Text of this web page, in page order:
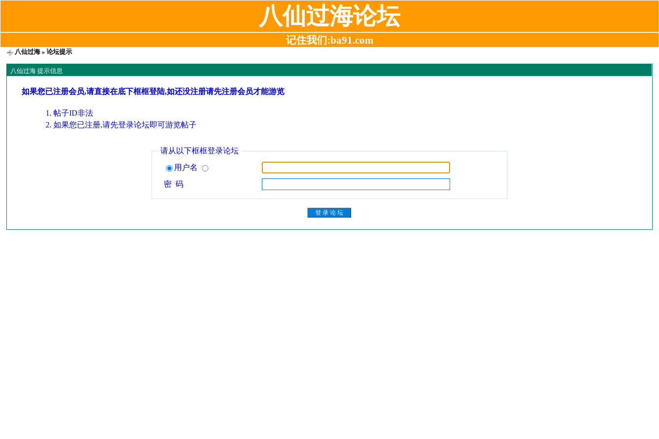
八仙过海论坛
记住我们:ba91.com
八仙过海 » 论坛提示
八仙过海 提示信息
如果您已注册会员,请直接在底下框框登陆,如还没注册请先注册会员才能游览
帖子ID非法
如果您已注册,请先登录论坛即可游览帖子
请从以下框框登录论坛
用户名
密 码